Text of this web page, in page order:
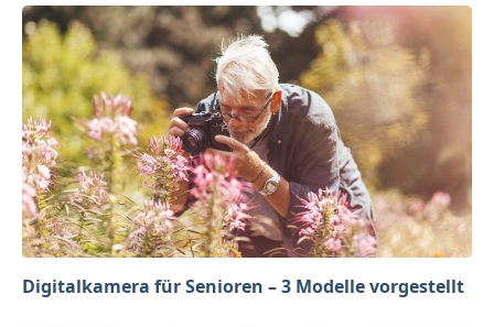
Digitalkamera für Senioren – 3 Modelle vorgestellt